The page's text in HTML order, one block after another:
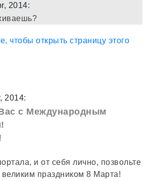
2014:
2014:
с Международным
и от себя лично, позвольте
великим праздником 8 Марта!